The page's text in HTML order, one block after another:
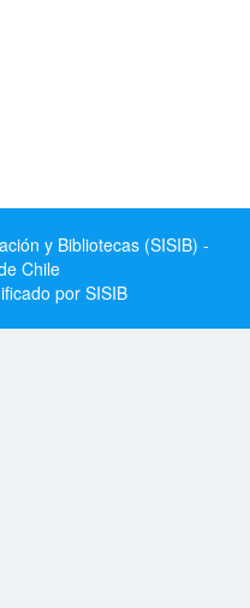
y Bibliotecas (SISIB) -
Chile
por SISIB